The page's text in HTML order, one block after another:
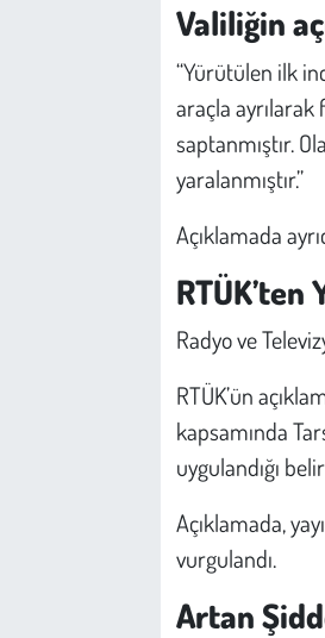
Valiliğin
“Yürütülen ilk
araçla ayrılarak
saptanmıştır.
yaralanmıştır.”
Açıklamada
RTÜK’ten
Radyo ve
RTÜK’ün
kapsamında
uygulandığı
Açıklamada,
vurgulandı.
Artan